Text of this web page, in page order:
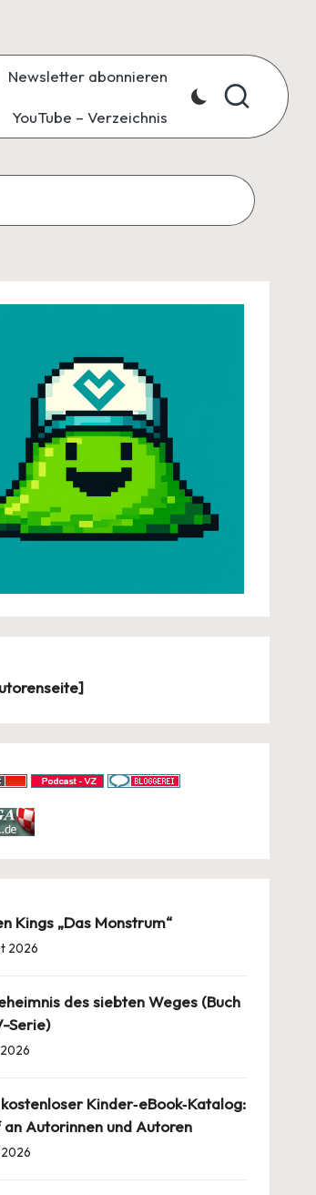
Newsletter abonnieren
YouTube – Verzeichnis
]
Kings „Das Monstrum“
2026
des siebten Weges (Buch
Serie)
Kinder‑eBook‑Katalog:
Autorinnen und Autoren